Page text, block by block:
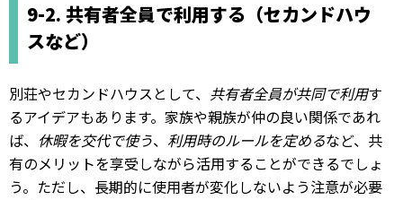
9-2. 共有者全員で利用する（セカンドハウ
スなど）
別荘やセカンドハウスとして、 共有者全員が共同で利用す
るアイデアもあります。家族や親族が仲の良い関係であれ
ば、 休暇を交代で使う、 利用時のルールを定めるなど、共
有のメリットを享受しながら活用することができるでしょ
う。ただし、長期的に使用者が変化しないよう注意が必要